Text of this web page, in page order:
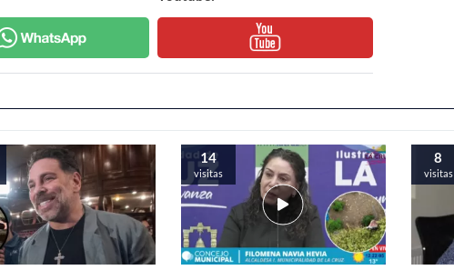
14
visitas
8
visitas